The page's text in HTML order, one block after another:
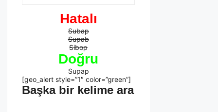
Hatalı
Subap
Supab
Sibop
Doğru
Supap
[geo_alert style=”1″ color=”green”]
Başka bir kelime ara